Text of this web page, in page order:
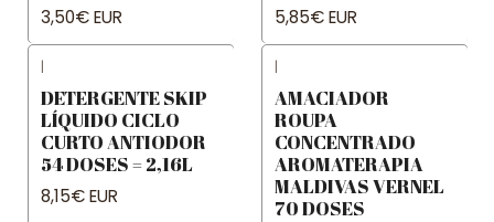
3,50€ EUR 5,85€ EUR
|
DETERGENTE SKIP
LÍQUIDO CICLO
CURTO ANTIODOR
54 DOSES = 2,16L
8,15€ EUR
|
AMACIADOR
ROUPA
CONCENTRADO
AROMATERAPIA
MALDIVAS VERNEL
70 DOSES